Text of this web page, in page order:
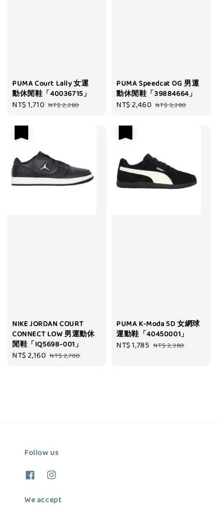
PUMA Court Lally 女運
動休閒鞋「40036715」
Sale
NT$ 1,710 Regular
NT$ 2,280
PUMA Speedcat OG 男運
動休閒鞋「39884664」
Sale
NT$ 2,460 Regular
NT$ 3,280
NIKE JORDAN COURT
CONNECT LOW 男運動休
閒鞋「IQ5698-001」
Sale
NT$ 2,160 Regular
NT$ 2,700
PUMA K-Moda SD 女網球
運動鞋「40450001」
Sale
NT$ 1,785 Regular
NT$ 2,380
Follow us
We accept